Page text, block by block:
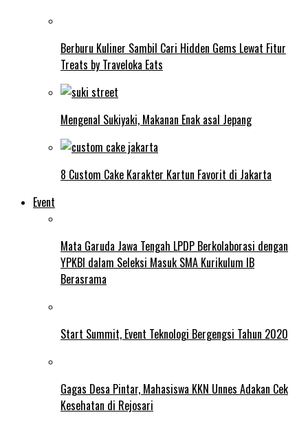
Berburu Kuliner Sambil Cari Hidden Gems Lewat Fitur
Treats by Traveloka Eats
Mengenal Sukiyaki, Makanan Enak asal Jepang
8 Custom Cake Karakter Kartun Favorit di Jakarta
Event
Mata Garuda Jawa Tengah LPDP Berkolaborasi dengan
YPKBI dalam Seleksi Masuk SMA Kurikulum IB
Berasrama
Start Summit, Event Teknologi Bergengsi Tahun 2020
Gagas Desa Pintar, Mahasiswa KKN Unnes Adakan Cek
Kesehatan di Rejosari